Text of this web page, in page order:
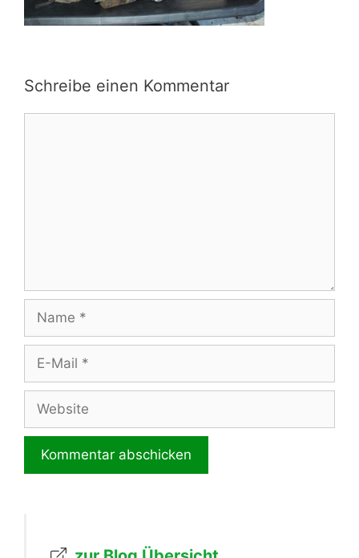
Schreibe einen Kommentar
Mail